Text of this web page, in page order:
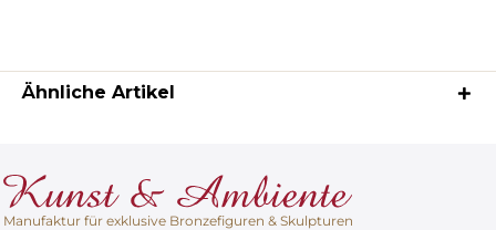
Ähnliche Artikel
Manufaktur für exklusive Bronzefiguren & Skulpturen